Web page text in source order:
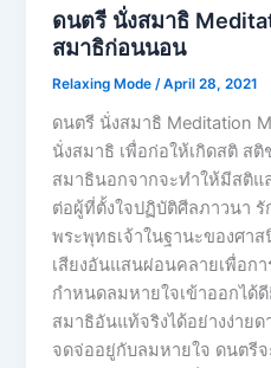
ดนตรี นั่งสมาธิ
สมาธิก่อนนอน
Relaxing Mode/April 28, 2021
ดนตรี นั่งสมาธิ Meditation
นั่งสมาธิ เพื่อก่อให้เกิดสติ ส
สมาธินอกจากจะทำให้มีสติ
ต่อผู้ที่ตั้งใจปฏิบัติศีลภาวนา
พระพุทธเจ้าในฐานะของศา
เสียงอันแสนผ่อนคลายเพื่อก
กำหนดลมหายใจเข้าออกได้
สมาธิอันแท้จริงได้อย่างง่าย
จดจ่ออยู่กับลมหายใจ ดนตรี